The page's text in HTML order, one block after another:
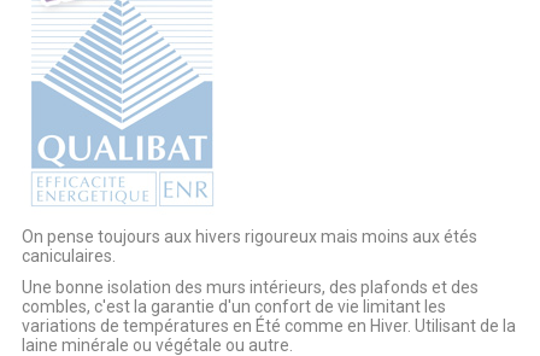
On pense toujours aux hivers rigoureux mais moins aux étés
caniculaires.
Une bonne isolation des murs intérieurs, des plafonds et des
combles, c'est la garantie d'un confort de vie limitant les
variations de températures en Été comme en Hiver. Utilisant de la
laine minérale ou végétale ou autre.